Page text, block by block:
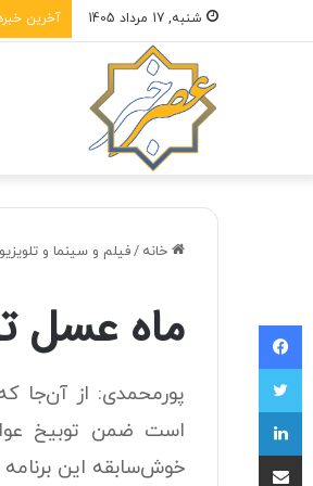
شنبه, 17 مرداد 1405 آخرین
خانه /فیلم و سینما و
ماه عسل
پورمحمدی: از آن‌جا
است ضمن توبیخ
خوش‌سابقه این